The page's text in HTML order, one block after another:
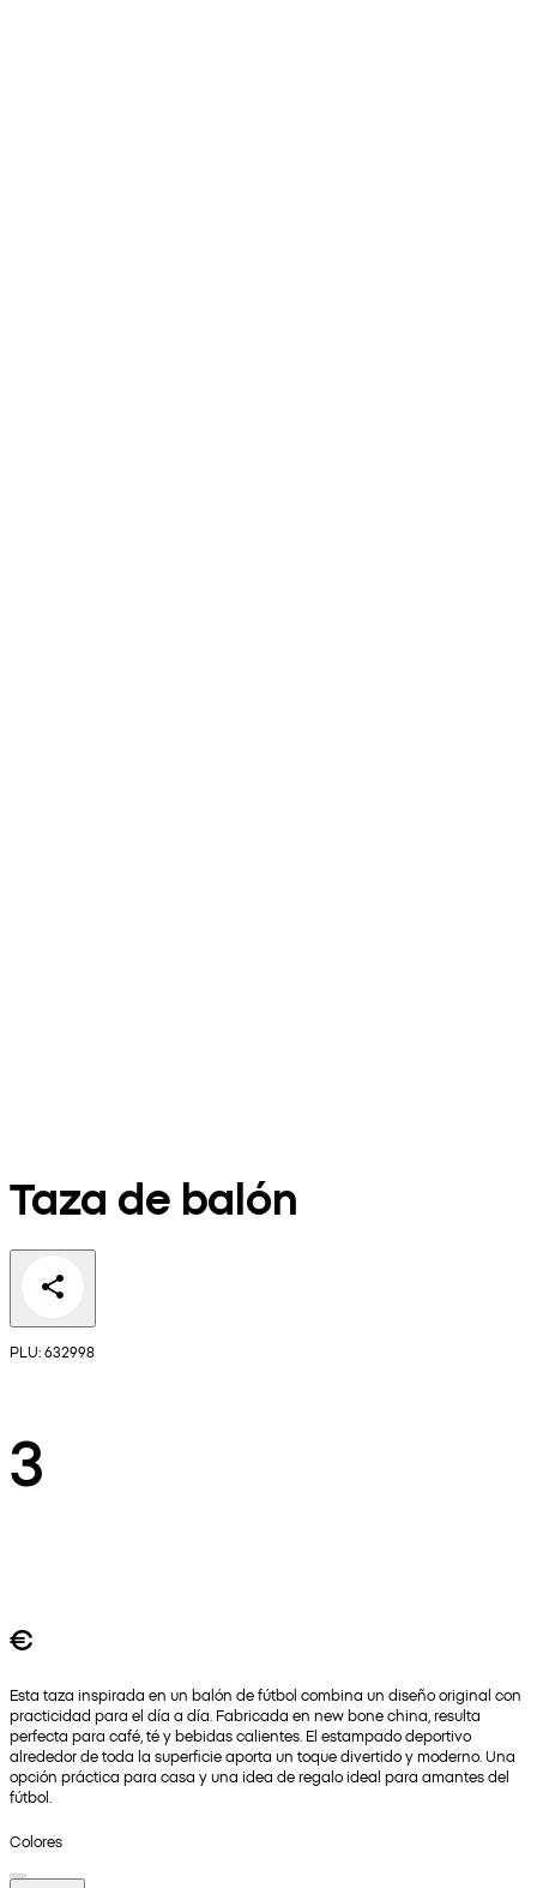
Taza de balón
PLU: 632998
3
€
Esta taza inspirada en un balón de fútbol combina un diseño original con
practicidad para el día a día. Fabricada en new bone china, resulta
perfecta para café, té y bebidas calientes. El estampado deportivo
alrededor de toda la superficie aporta un toque divertido y moderno. Una
opción práctica para casa y una idea de regalo ideal para amantes del
fútbol.
Colores